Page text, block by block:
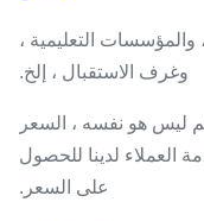
التعليمية ،
وغرف الاستقبال ، إلخ.
ليس هو نفسه ، السعر
العملاء لدينا للحصول
على السعر.